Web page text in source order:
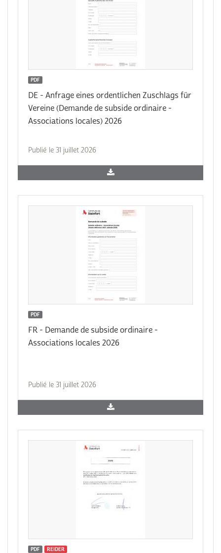
PDF
DE - Anfrage eines ordentlichen Zuschlags für
Vereine (Demande de subside ordinaire -
Associations locales) 2026
Publié le 31 juillet 2026
PDF
FR - Demande de subside ordinaire -
Associations locales 2026
Publié le 31 juillet 2026
PDF REIDER